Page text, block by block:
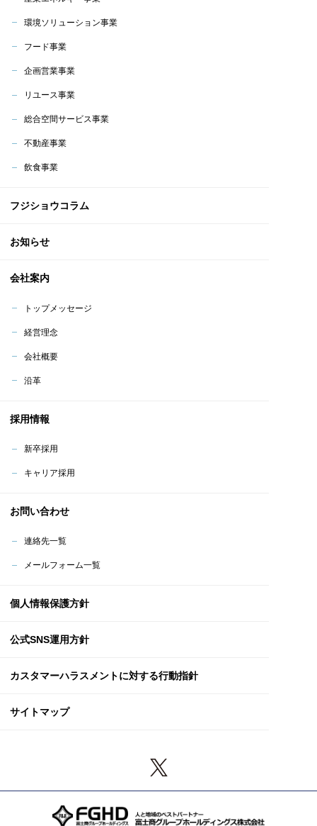
環境ソリューション事業
フード事業
企画営業事業
リユース事業
総合空間サービス事業
不動産事業
飲食事業
フジショウコラム
お知らせ
会社案内
トップメッセージ
経営理念
会社概要
沿革
採用情報
新卒採用
キャリア採用
お問い合わせ
連絡先一覧
メールフォーム一覧
個人情報保護方針
公式SNS運用方針
カスタマーハラスメントに対する行動指針
サイトマップ